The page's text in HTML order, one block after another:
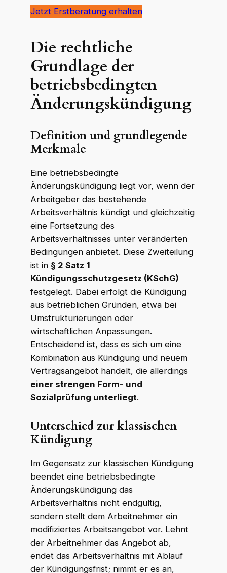
Jetzt Erstberatung erhalten
Die rechtliche
Grundlage der
betriebsbedingten
Änderungskündigung
Definition und grundlegende
Merkmale
Eine betriebsbedingte
Änderungskündigung liegt vor, wenn der
Arbeitgeber das bestehende
Arbeitsverhältnis kündigt und gleichzeitig
eine Fortsetzung des
Arbeitsverhältnisses unter veränderten
Bedingungen anbietet. Diese Zweiteilung
ist in § 2 Satz 1
Kündigungsschutzgesetz (KSchG)
festgelegt. Dabei erfolgt die Kündigung
aus betrieblichen Gründen, etwa bei
Umstrukturierungen oder
wirtschaftlichen Anpassungen.
Entscheidend ist, dass es sich um eine
Kombination aus Kündigung und neuem
Vertragsangebot handelt, die allerdings
einer strengen Form- und
Sozialprüfung unterliegt.
Unterschied zur klassischen
Kündigung
Im Gegensatz zur klassischen Kündigung
beendet eine betriebsbedingte
Änderungskündigung das
Arbeitsverhältnis nicht endgültig,
sondern stellt dem Arbeitnehmer ein
modifiziertes Arbeitsangebot vor. Lehnt
der Arbeitnehmer das Angebot ab,
endet das Arbeitsverhältnis mit Ablauf
der Kündigungsfrist; nimmt er es an,